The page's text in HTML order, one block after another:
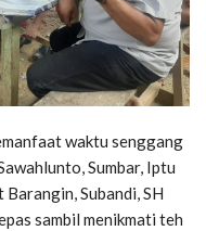
waktu senggang
Sumbar, Iptu
Barangin, Subandi, SH
sambil menikmati teh